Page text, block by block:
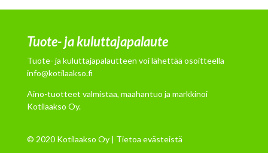
Tuote- ja kuluttajapalaute
Tuote- ja kuluttajapalautteen voi lähettää osoitteella
info@kotilaakso.fi
Aino-tuotteet valmistaa, maahantuo ja markkinoi
Kotilaakso Oy.
© 2020 Kotilaakso Oy | Tietoa evästeistä